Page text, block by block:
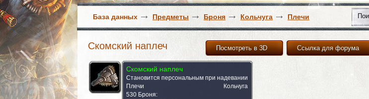
База данных Предметы Броня Кольчуга Плечи
Ссылка для форума
Посмотреть в 3D
Скомский наплеч
Скомский наплеч
Становится персональным при надевании
Плечи
Кольчуга
530 Броня: